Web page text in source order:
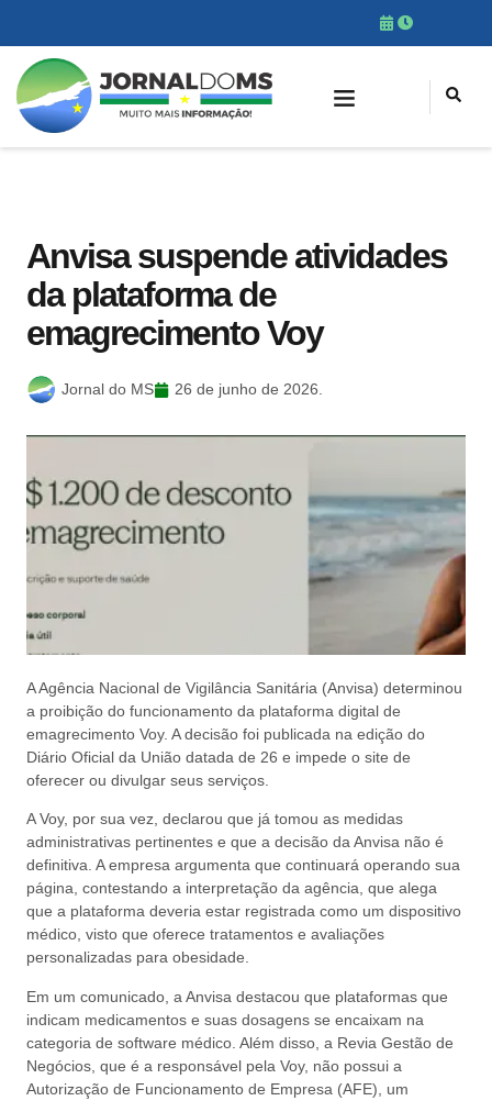
Anvisa suspende atividades
da plataforma de
emagrecimento Voy
Jornal do MS 26 de junho de 2026.
A Agência Nacional de Vigilância Sanitária (Anvisa) determinou
a proibição do funcionamento da plataforma digital de
emagrecimento Voy. A decisão foi publicada na edição do
Diário Oficial da União datada de 26 e impede o site de
oferecer ou divulgar seus serviços.
A Voy, por sua vez, declarou que já tomou as medidas
administrativas pertinentes e que a decisão da Anvisa não é
definitiva. A empresa argumenta que continuará operando sua
página, contestando a interpretação da agência, que alega
que a plataforma deveria estar registrada como um dispositivo
médico, visto que oferece tratamentos e avaliações
personalizadas para obesidade.
Em um comunicado, a Anvisa destacou que plataformas que
indicam medicamentos e suas dosagens se encaixam na
categoria de software médico. Além disso, a Revia Gestão de
Negócios, que é a responsável pela Voy, não possui a
Autorização de Funcionamento de Empresa (AFE), um